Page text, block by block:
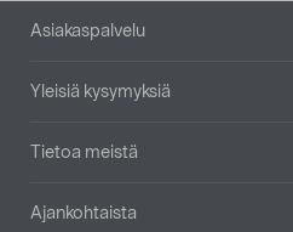
Alatunniste
Asiakaspalvelu
Yleisiä kysymyksiä
Tietoa meistä
Ajankohtaista